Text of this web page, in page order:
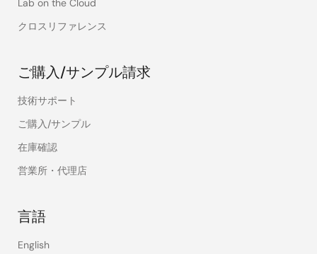
Lab on the Cloud
クロスリファレンス
ご購入/サンプル請求
技術サポート
ご購入/サンプル
在庫確認
営業所・代理店
言語
English